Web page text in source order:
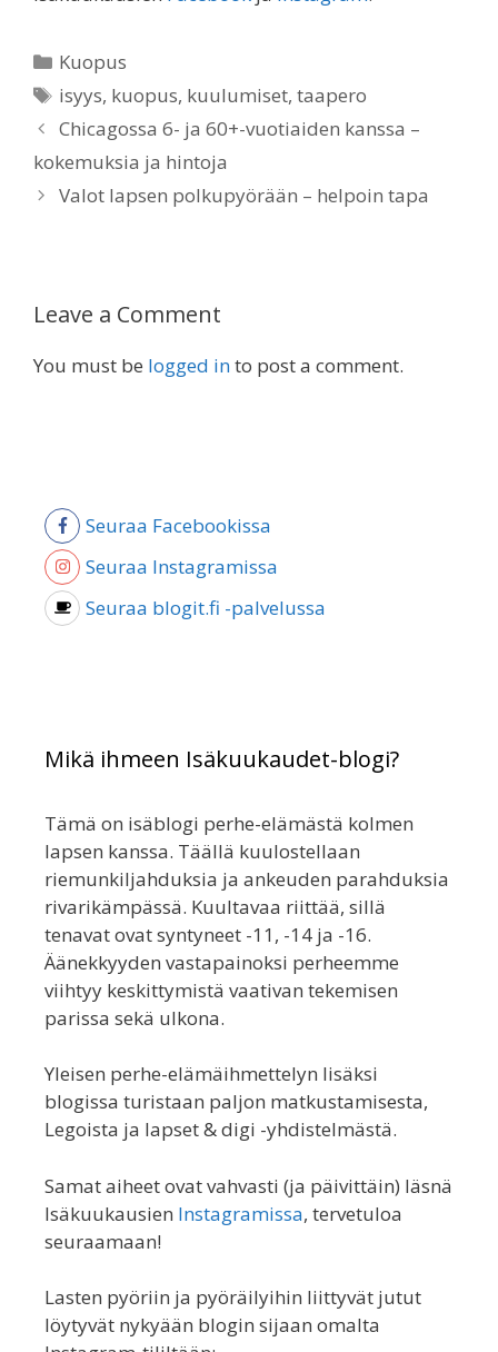
Categories
Kuopus
Tags
isyys, kuopus, kuulumiset,taapero
Chicagossa 6- ja 60+-vuotiaiden kanssa –
kokemuksia ja hintoja
Valot lapsen polkupyörään – helpoin tapa
Leave a Comment
You must be logged into post a comment.
Seuraa Facebookissa
Seuraa Instagramissa
Seuraa blogit.fi -palvelussa
Mikä ihmeen Isäkuukaudet-blogi?
Tämä on isäblogi perhe-elämästä kolmen
lapsen kanssa. Täällä kuulostellaan
riemunkiljahduksia ja ankeuden parahduksia
rivarikämpässä. Kuultavaa riittää, sillä
tenavat ovat syntyneet -11, -14 ja -16.
Äänekkyyden vastapainoksi perheemme
viihtyy keskittymistä vaativan tekemisen
parissa sekä ulkona.
Yleisen perhe-elämäihmettelyn lisäksi
blogissa turistaan paljon matkustamisesta,
Legoista ja lapset & digi -yhdistelmästä.
Samat aiheet ovat vahvasti (ja päivittäin) läsnä
Isäkuukausien Instagramissa, tervetuloa
seuraamaan!
Lasten pyöriin ja pyöräilyihin liittyvät jutut
löytyvät nykyään blogin sijaan omalta